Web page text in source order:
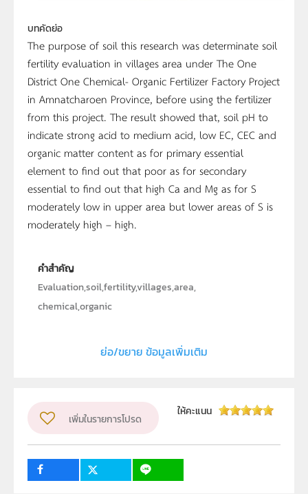
บทคัดย่อ
The purpose of soil this research was determinate soil
fertility evaluation in villages area under The One
District One Chemical- Organic Fertilizer Factory Project
in Amnatcharoen Province, before using the fertilizer
from this project. The result showed that, soil pH to
indicate strong acid to medium acid, low EC, CEC and
organic matter content as for primary essential
element to find out that poor as for secondary
essential to find out that high Ca and Mg as for S
moderately low in upper area but lower areas of S is
moderately high – high.
คำสำคัญ
Evaluation,soil,fertility,villages,area,
chemical,organic
ผู้แต่ง หรือ เจ้าของผลงาน
ระดับชั้น
ย่อ/ขยาย ข้อมูลเพิ่มเติม
เพิ่มในรายการโปรด
ให้คะแนน